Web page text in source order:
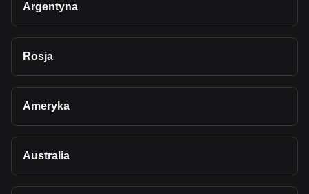
Argentyna
Rosja
Ameryka
Australia